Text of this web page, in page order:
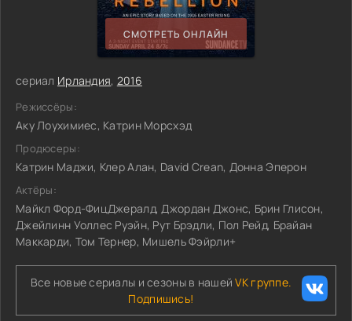
СМОТРЕТЬ ОНЛАЙН
сериал Ирландия, 2016
Режиссёры:
Аку Лоухимиес, Катрин Морсхэд
Продюсеры:
Катрин Маджи, Клер Алан, David Crean, Донна Эперон
Актёры:
Майкл Форд-ФицДжералд, Джордан Джонс, Брин Глисон,
Джейлинн Уоллес Руэйн, Рут Брэдли, Пол Рейд, Брайан
Маккарди, Том Тернер, Мишель Фэйрли+
Все новые сериалы и сезоны в нашейVK группе.
Подпишись!